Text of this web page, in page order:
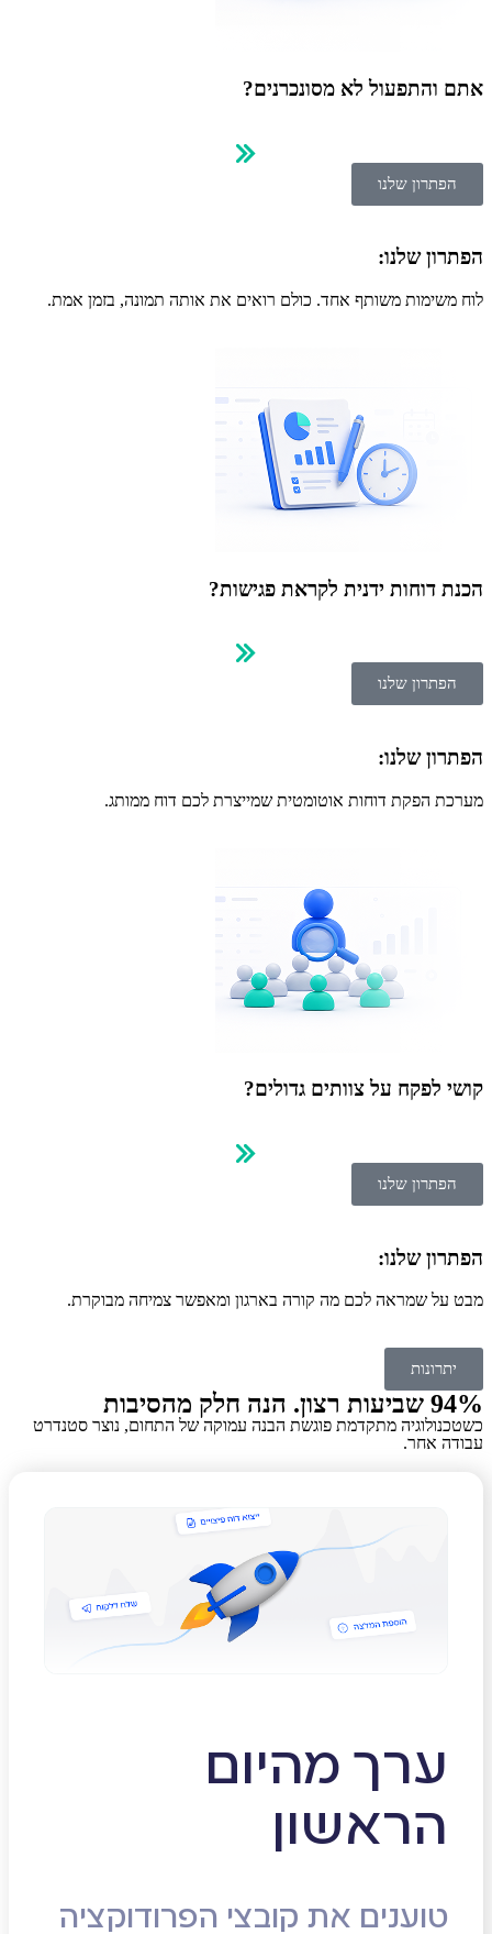
אתם והתפעול לא מסונכרנים?
הפתרון שלנו
הפתרון שלנו:
לוח משימות משותף אחד. כולם רואים את אותה תמונה, בזמן אמת.
הכנת דוחות ידנית לקראת פגישות?
הפתרון שלנו
הפתרון שלנו:
מערכת הפקת דוחות אוטומטית שמייצרת לכם דוח ממותג.
קושי לפקח על צוותים גדולים?
הפתרון שלנו
הפתרון שלנו:
מבט על שמראה לכם מה קורה בארגון ומאפשר צמיחה מבוקרת.
יתרונות
94% שביעות רצון. הנה חלק מהסיבות
כשטכנולוגיה מתקדמת פוגשת הבנה עמוקה של התחום, נוצר סטנדרט
עבודה אחר.
ערך מהיום
הראשון
טוענים את קובצי הפרודוקציה